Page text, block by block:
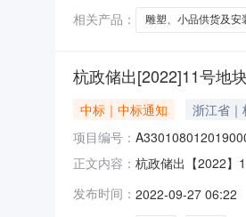
段6、投标保证金
相关产品：
雕塑、小品供货及安
杭政储出[2022]11号地
中标｜中标通知 浙江省
项目编号：
正文内容： 杭政储出【2022】
发布时间： 2022-09-27 06:22